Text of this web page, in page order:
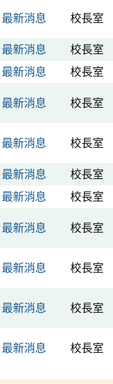
最新消息 校長室
最新消息 校長室
最新消息 校長室
最新消息 校長室
最新消息 校長室
最新消息 校長室
最新消息 校長室
最新消息 校長室
最新消息 校長室
最新消息 校長室
最新消息 校長室